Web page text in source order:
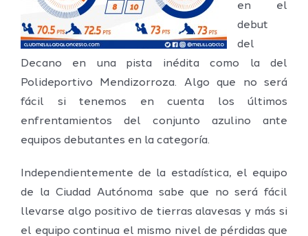
en el
debut
del
Decano en una pista inédita como la del
Polideportivo Mendizorroza. Algo que no será
fácil si tenemos en cuenta los últimos
enfrentamientos del conjunto azulino ante
equipos debutantes en la categoría.
Independientemente de la estadística, el equipo
de la Ciudad Autónoma sabe que no será fácil
llevarse algo positivo de tierras alavesas y más si
el equipo continua el mismo nivel de pérdidas que